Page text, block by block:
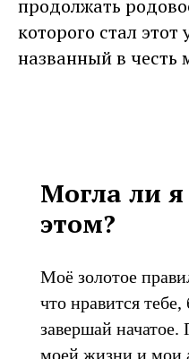
продолжать
которого стал
названный в честь
Могла ли я
этом?
Моё золотое
что нравится
завершай начатое.
моей жизни и мои